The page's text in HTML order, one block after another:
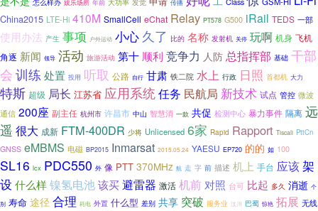
娱乐场所 年前 大功率 发觉 传播
China2015 LTE-Hi 410M SmallCell eChat Relay PT578 G500 iRail TEDS 一部
使用办法 产生 事项 户外运动 小心 久了 比的 名称 发射机 关停 玩啊 机身 飞机
角逐 新闻 领导 活动 旅游活动 第十 顺利 竞争力 人防 总指挥部 基础 干部
会 训练 处置 投用 听取 公路 自行 甘肃 铁二院 水上 行政 日照 首都机 大力
特斯 超级 局长 江苏省 应用系统任务 民航局 新技术 试点 管控 微波
通信 200座 副主任 杭州市 许昌市 中山 智慧消 一款 共促 检测中心 暴力事件 隔离 远
遥 很大 成新 FTM-400DR 少将 Unlicensed 6家 Rapid Rapport Tiscali PttCn
GNSS eMBMS 电磁 BP2015 Inmarsat 2015.05.24 YAESU EP720 的的 如 100
SL16 lcx PDC550 外 像 PTT 370MHz 航 走 字 前 描述 机上 手台 应该架
设 什么样镍氢电池该买避雷器 激活 机前 对照 台可 比起 多久 消逝 个
别 寿命 途径 合理 耗电 外置 什么型 差别 共享 突破 服务业 汶川 巴蜀 惊艳 拓展 无线